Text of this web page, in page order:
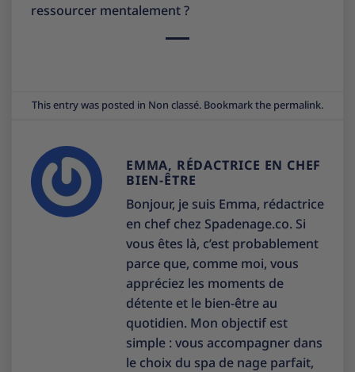
ressourcer mentalement ?
This entry was posted in Non classé. Bookmark the permalink.
EMMA, RÉDACTRICE EN CHEF
BIEN-ÊTRE
Bonjour, je suis Emma, rédactrice
en chef chez Spadenage.co. Si
vous êtes là, c’est probablement
parce que, comme moi, vous
appréciez les moments de
détente et le bien-être au
quotidien. Mon objectif est
simple : vous accompagner dans
le choix du spa de nage parfait,